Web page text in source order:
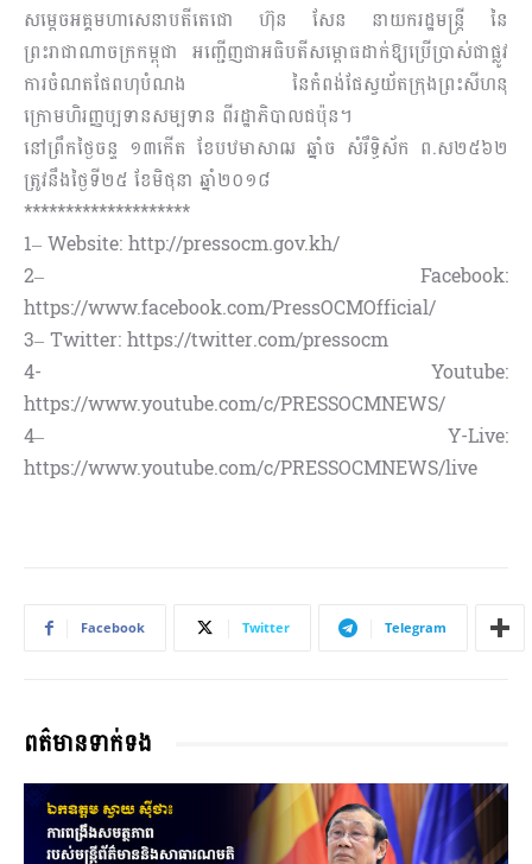
សម្តេចអគ្គមហាសេនាបតីតេជោ ហ៊ុន សែន នាយករដ្ឋមន្ត្រី នៃ
ព្រះរាជាណាចក្រកម្ពុជា អញ្ជើញជាអធិបតីសម្ពោធដាក់ឱ្យប្រើប្រាស់ជាផ្លូវ
ការចំណតផែពហុបំណង នៃកំពង់ផែស្វយ័តក្រុងព្រះសីហនុ
ក្រោមហិរញ្ញប្បទានសម្បទាន ពីរដ្ឋាភិបាលជប៉ុន។
នៅព្រឹកថ្ងៃចន្ទ ១៣កើត ខែបឋមាសាឍ ឆ្នាំច សំរឹទ្ធិស័ក ព.ស២៥៦២
ត្រូវនឹងថ្ងៃទី២៥ ខែមិថុនា ឆ្នាំ២០១៨
********************
1– Website: http://pressocm.gov.kh/
2– Facebook:
https://www.facebook.com/PressOCMOfficial/
3– Twitter: https://twitter.com/pressocm
4- Youtube:
https://www.youtube.com/c/PRESSOCMNEWS/
4– Y-Live:
https://www.youtube.com/c/PRESSOCMNEWS/live
Facebook Twitter Telegram
ពត៌មានទាក់ទង